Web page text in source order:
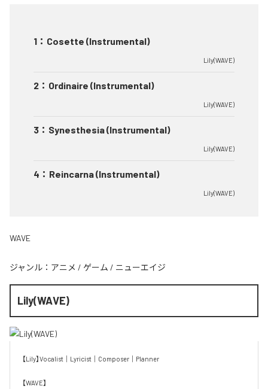
1 ： Cosette (Instrumental)
Lily(WAVE)
2 ： Ordinaire (Instrumental)
Lily(WAVE)
3 ： Synesthesia (Instrumental)
Lily(WAVE)
4 ： Reincarna (Instrumental)
Lily(WAVE)
WAVE
ジャンル： アニメ / ゲーム / ニューエイジ
Lily(WAVE)
【Lily】Vocalist｜Lyricist｜Composer｜Planner
【WAVE】